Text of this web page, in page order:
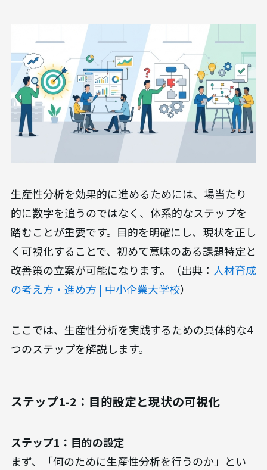
生産性分析を効果的に進めるためには、場当たり
的に数字を追うのではなく、体系的なステップを
踏むことが重要です。目的を明確にし、現状を正し
く可視化することで、初めて意味のある課題特定と
改善策の立案が可能になります。（出典： 人材育成
の考え方・進め方 | 中小企業大学校）
ここでは、生産性分析を実践するための具体的な4
つのステップを解説します。
ステップ1-2：目的設定と現状の可視化
ステップ1：目的の設定
まず、「何のために生産性分析を行うのか」とい